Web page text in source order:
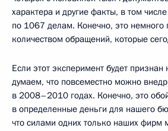
характера и другие факты, в том
по 1067 делам. Конечно, это немного
количеством обращений, которые
Если этот эксперимент будет
думаем, что повсеместно можно
в 2008–2010 годах. Конечно, это
в определенные деньги для нашего
что силами одних только наших